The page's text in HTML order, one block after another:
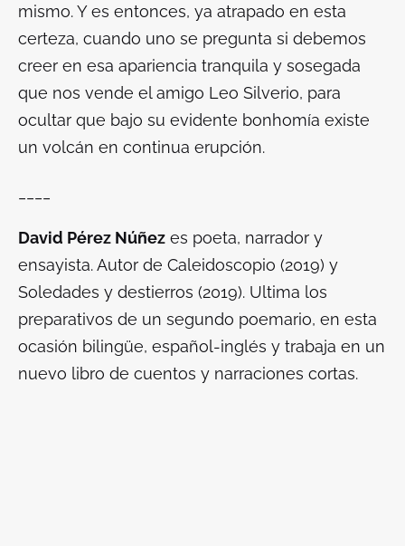
mismo. Y es entonces, ya atrapado en esta
certeza, cuando uno se pregunta si debemos
creer en esa apariencia tranquila y sosegada
que nos vende el amigo Leo Silverio, para
ocultar que bajo su evidente bonhomía existe
un volcán en continua erupción.
David Pérez Núñez es poeta, narrador y
ensayista. Autor de Caleidoscopio (2019) y
Soledades y destierros (2019). Ultima los
preparativos de un segundo poemario, en esta
ocasión bilingüe, español-inglés y trabaja en un
nuevo libro de cuentos y narraciones cortas.